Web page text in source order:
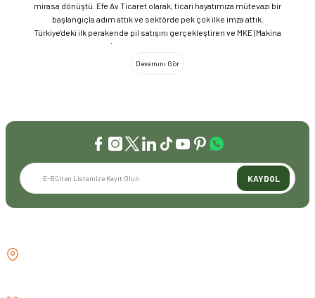
mirasa dönüştü. Efe Av Ticaret olarak, ticari hayatımıza mütevazı bir
başlangıçla adım attık ve sektörde pek çok ilke imza attık.
Türkiye'deki ilk perakende pil satışını gerçekleştiren ve MKE (Makina
ve Kimya Endüstrisi) üretimi ürünleri satan ilk bayilerden biri olma
gururunu taşıyoruz. 1981 yılında Eminönü’nde açtığımız ve mülkiyeti
kurarak tüm Türkiye'ye hizmet vermeye başladık. 2016: Kadıköy
mağazamızın ve şimdiki Genel Merkezimizin açılışını
gerçekleştirdik. Global Markalar ve Yerli Üretim Gücü Yaklaşık
20'nin üzerinde dünya markasını Türkiye'ye getirerek outdoor
tutkunlarıyla buluşturuyoruz. Sadece ithalatla sınırlı kalmayıp;
EFEARMS, BUSHCRAFTFEST ve EFEAV tescilli markalarımızla
KAYDOL